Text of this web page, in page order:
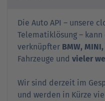
Die Auto API – unsere
Telematiklösung –
verknüpfter BMW,
Fahrzeuge und vieler
Wir sind derzeit im
und werden in Kürze